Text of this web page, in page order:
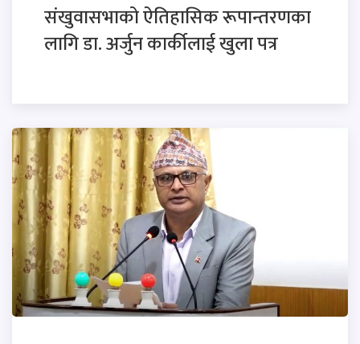
संखुवासभाको ऐतिहासिक रूपान्तरणका
लागि डा. अर्जुन कार्कीलाई खुला पत्र